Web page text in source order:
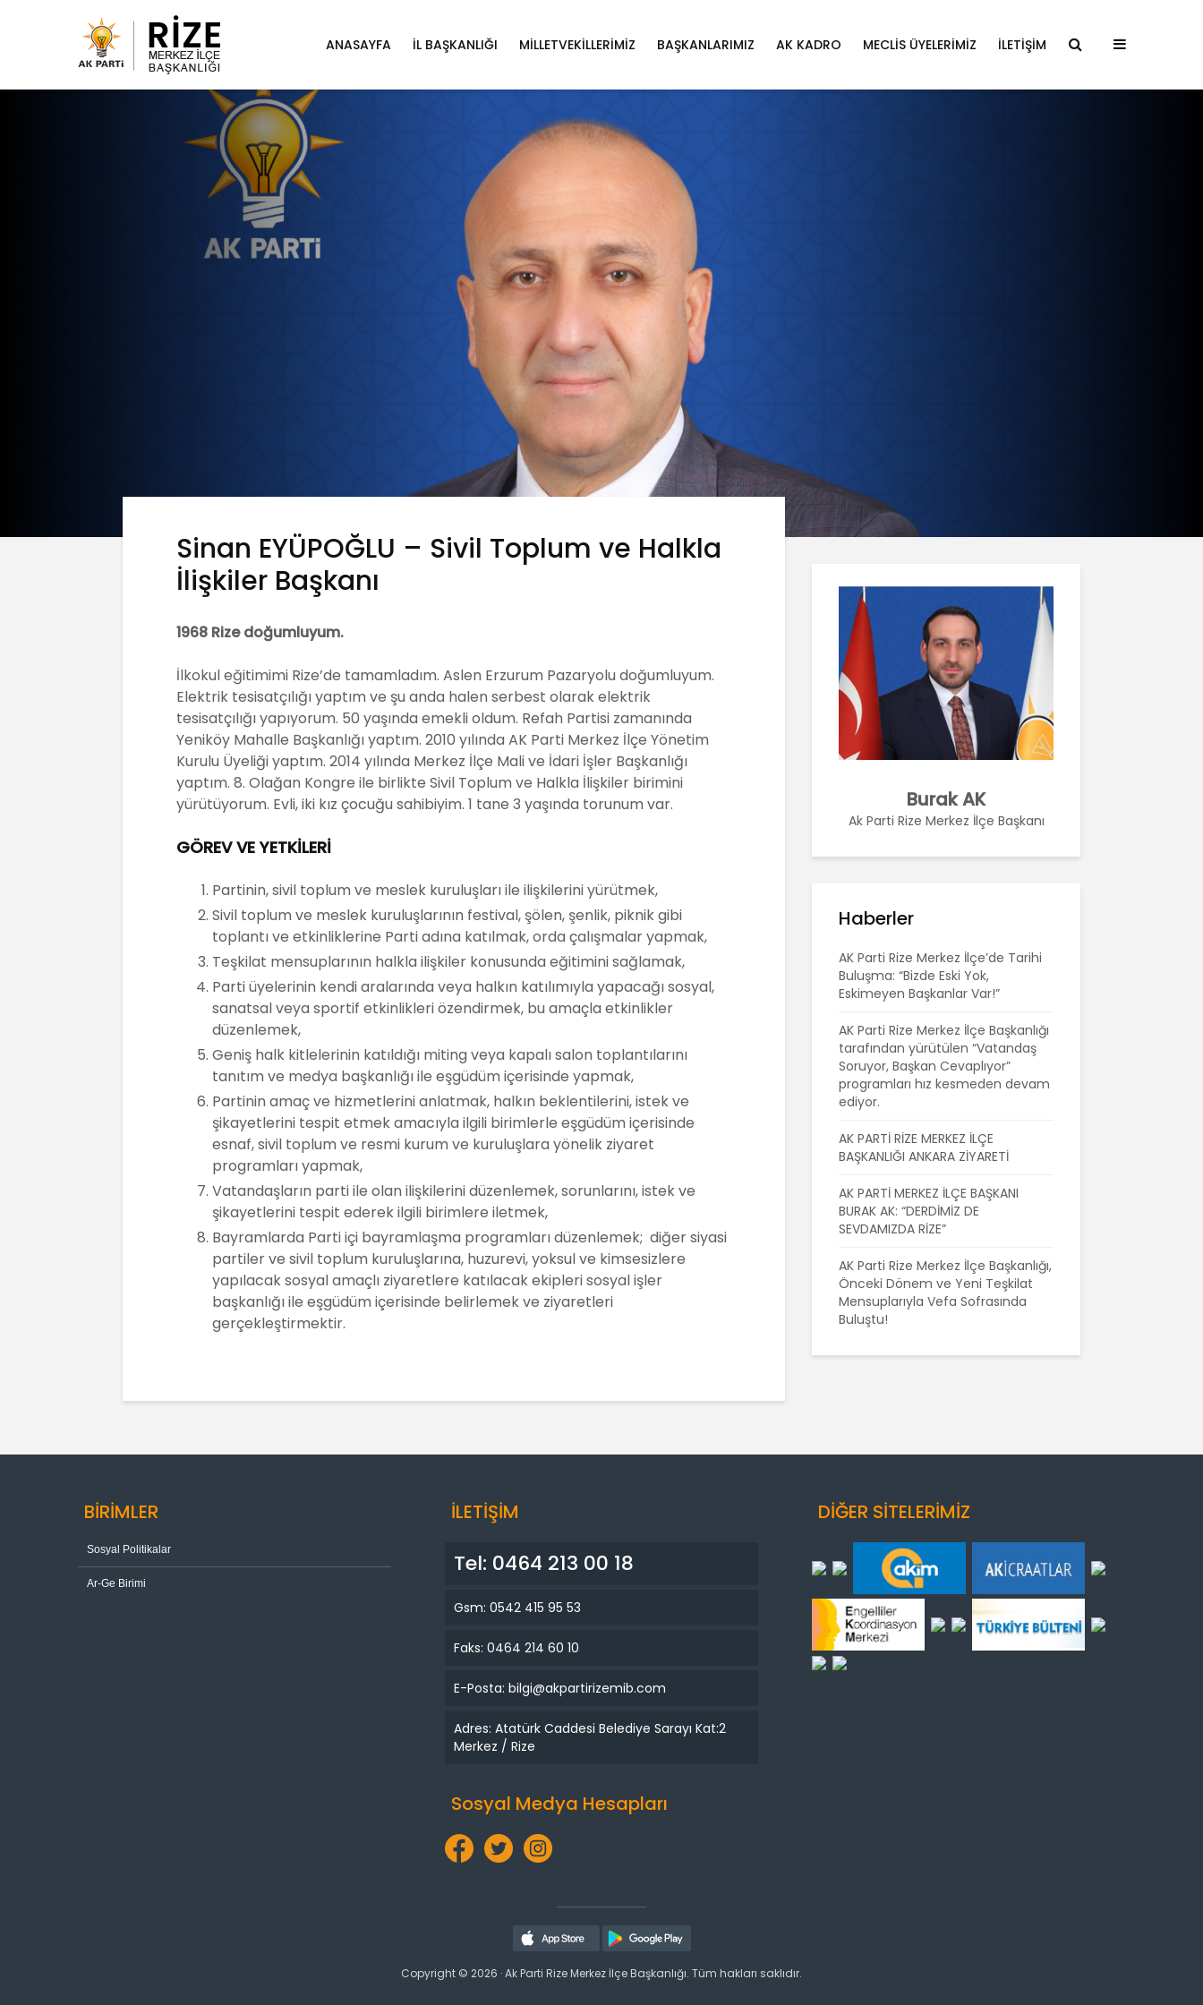
ANASAYFA İL BAŞKANLIĞI MILLETVEKILLERIMIZ BAŞKANLARIMIZ AK KADRO MECLIS ÜYELERIMIZ İLETIŞIM
Sinan EYÜPOĞLU – Sivil Toplum ve Halkla
İlişkiler Başkanı
1968 Rize doğumluyum.
İlkokul eğitimimi Rize’de tamamladım. Aslen Erzurum Pazaryolu doğumluyum.
Elektrik tesisatçılığı yaptım ve şu anda halen serbest olarak elektrik
tesisatçılığı yapıyorum. 50 yaşında emekli oldum. Refah Partisi zamanında
Yeniköy Mahalle Başkanlığı yaptım. 2010 yılında AK Parti Merkez İlçe Yönetim
Kurulu Üyeliği yaptım. 2014 yılında Merkez İlçe Mali ve İdari İşler Başkanlığı
yaptım. 8. Olağan Kongre ile birlikte Sivil Toplum ve Halkla İlişkiler birimini
yürütüyorum. Evli, iki kız çocuğu sahibiyim. 1 tane 3 yaşında torunum var.
GÖREV VE YETKİLERİ
Partinin, sivil toplum ve meslek kuruluşları ile ilişkilerini yürütmek,
Sivil toplum ve meslek kuruluşlarının festival, şölen, şenlik, piknik gibi
toplantı ve etkinliklerine Parti adına katılmak, orda çalışmalar yapmak,
Teşkilat mensuplarının halkla ilişkiler konusunda eğitimini sağlamak,
Parti üyelerinin kendi aralarında veya halkın katılımıyla yapacağı sosyal,
sanatsal veya sportif etkinlikleri özendirmek, bu amaçla etkinlikler
düzenlemek,
Geniş halk kitlelerinin katıldığı miting veya kapalı salon toplantılarını
tanıtım ve medya başkanlığı ile eşgüdüm içerisinde yapmak,
Partinin amaç ve hizmetlerini anlatmak, halkın beklentilerini, istek ve
şikayetlerini tespit etmek amacıyla ilgili birimlerle eşgüdüm içerisinde
esnaf, sivil toplum ve resmi kurum ve kuruluşlara yönelik ziyaret
programları yapmak,
Vatandaşların parti ile olan ilişkilerini düzenlemek, sorunlarını, istek ve
şikayetlerini tespit ederek ilgili birimlere iletmek,
Bayramlarda Parti içi bayramlaşma programları düzenlemek; diğer siyasi
partiler ve sivil toplum kuruluşlarına, huzurevi, yoksul ve kimsesizlere
yapılacak sosyal amaçlı ziyaretlere katılacak ekipleri sosyal işler
başkanlığı ile eşgüdüm içerisinde belirlemek ve ziyaretleri
gerçekleştirmektir.
Burak AK
Ak Parti Rize Merkez İlçe Başkanı
Haberler
AK Parti Rize Merkez İlçe’de Tarihi
Buluşma: “Bizde Eski Yok,
Eskimeyen Başkanlar Var!”
AK Parti Rize Merkez İlçe Başkanlığı
tarafından yürütülen “Vatandaş
Soruyor, Başkan Cevaplıyor”
programları hız kesmeden devam
ediyor.
AK PARTİ RİZE MERKEZ İLÇE
BAŞKANLIĞI ANKARA ZİYARETİ
AK PARTİ MERKEZ İLÇE BAŞKANI
BURAK AK: “DERDİMİZ DE
SEVDAMIZDA RİZE”
AK Parti Rize Merkez İlçe Başkanlığı,
Önceki Dönem ve Yeni Teşkilat
Mensuplarıyla Vefa Sofrasında
Buluştu!
BİRİMLER
Sosyal Politikalar
Ar-Ge Birimi
İLETİŞİM
Tel: 0464 213 00 18
Gsm: 0542 415 95 53
Faks: 0464 214 60 10
E-Posta: bilgi@akpartirizemib.com
Adres: Atatürk Caddesi Belediye Sarayı Kat:2
Merkez / Rize
Sosyal Medya Hesapları
DİĞER SİTELERİMİZ
Copyright © 2026 · Ak Parti Rize Merkez İlçe Başkanlığı. Tüm hakları saklıdır.